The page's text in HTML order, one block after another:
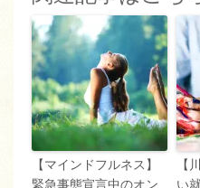
【マインドフルネス】
緊急事態宣言中のオン
【
い